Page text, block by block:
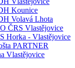
Kounice
Volavá Lhota
ČRS Vlastějovice
Horka - Vlastějovice
PARTNER
Vlastějovice